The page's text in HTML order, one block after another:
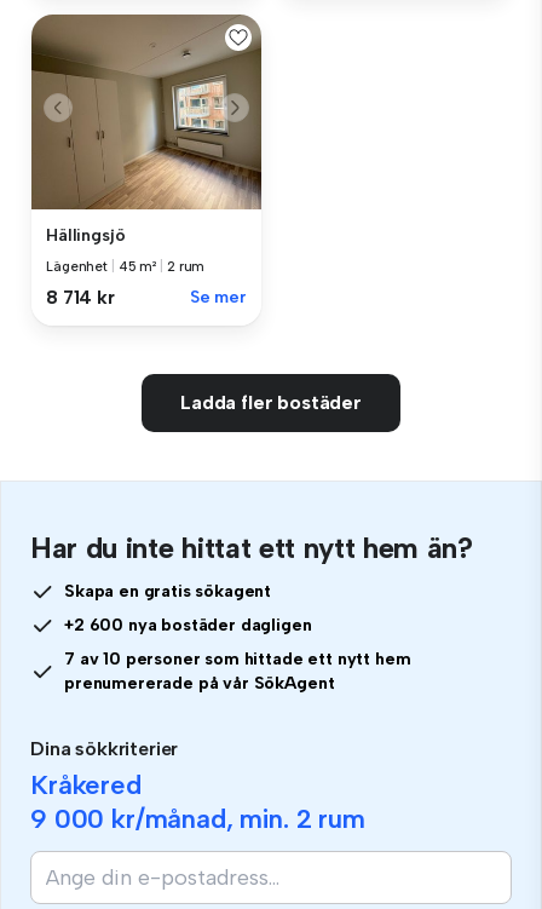
Hällingsjö
Lägenhet 45 m² 2 rum
8 714 kr Se mer
Ladda fler bostäder
Har du inte hittat ett nytt hem än?
Skapa en gratis sökagent
+2 600 nya bostäder dagligen
7 av 10 personer som hittade ett nytt hem
prenumererade på vår SökAgent
Dina sökkriterier
Kråkered
9 000 kr/månad, min. 2 rum